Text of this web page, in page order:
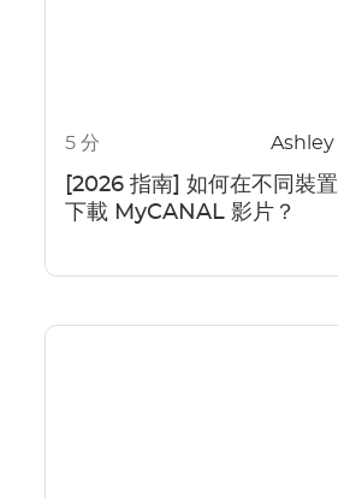
5 分
[2026 指南] 如何在不同裝
下載 MyCANAL 影片？